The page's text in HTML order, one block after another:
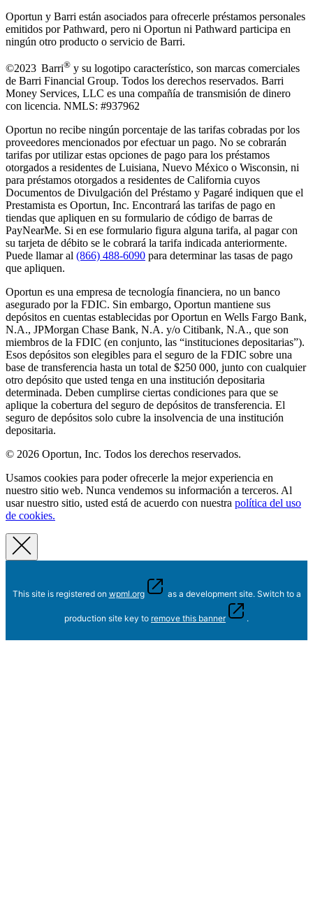
Oportun y Barri están asociados para ofrecerle préstamos personales
emitidos por Pathward, pero ni Oportun ni Pathward participa en
ningún otro producto o servicio de Barri.
©2023 Barri® y su logotipo característico, son marcas comerciales
de Barri Financial Group. Todos los derechos reservados. Barri
Money Services, LLC es una compañía de transmisión de dinero
con licencia. NMLS: #937962
Oportun no recibe ningún porcentaje de las tarifas cobradas por los
proveedores mencionados por efectuar un pago. No se cobrarán
tarifas por utilizar estas opciones de pago para los préstamos
otorgados a residentes de Luisiana, Nuevo México o Wisconsin, ni
para préstamos otorgados a residentes de California cuyos
Documentos de Divulgación del Préstamo y Pagaré indiquen que el
Prestamista es Oportun, Inc. Encontrará las tarifas de pago en
tiendas que apliquen en su formulario de código de barras de
PayNearMe. Si en ese formulario figura alguna tarifa, al pagar con
su tarjeta de débito se le cobrará la tarifa indicada anteriormente.
Puede llamar al (866) 488-6090 para determinar las tasas de pago
que apliquen.
Oportun es una empresa de tecnología financiera, no un banco
asegurado por la FDIC. Sin embargo, Oportun mantiene sus
depósitos en cuentas establecidas por Oportun en Wells Fargo Bank,
N.A., JPMorgan Chase Bank, N.A. y/o Citibank, N.A., que son
miembros de la FDIC (en conjunto, las “instituciones depositarias”).
Esos depósitos son elegibles para el seguro de la FDIC sobre una
base de transferencia hasta un total de $250 000, junto con cualquier
otro depósito que usted tenga en una institución depositaria
determinada. Deben cumplirse ciertas condiciones para que se
aplique la cobertura del seguro de depósitos de transferencia. El
seguro de depósitos solo cubre la insolvencia de una institución
depositaria.
© 2026 Oportun, Inc. Todos los derechos reservados.
Usamos cookies para poder ofrecerle la mejor experiencia en
nuestro sitio web. Nunca vendemos su información a terceros. Al
usar nuestro sitio, usted está de acuerdo con nuestra política del uso
de cookies.
This site is registered on wpml.org as a development site. Switch to a
production site key to remove this banner .